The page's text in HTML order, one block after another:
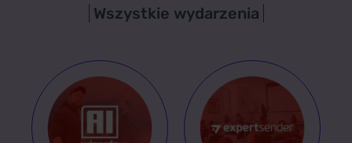
Wszystkie wydarzenia